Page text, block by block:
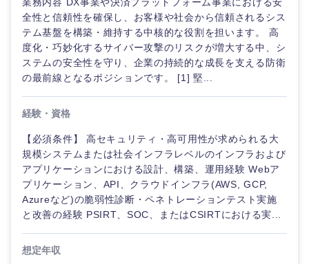
全性と信頼性を確保し、お客様や社会から信頼されるシス
テム基盤を構築・維持する中核的な役割を担います。 高
度化・巧妙化するサイバー攻撃のリスクが増大する中、シ
ステムの安全性を守り、企業の持続的な成長を支える防衛
の最前線となるポジションです。 [1] 堅...
経験・資格
【必須条件】 高セキュリティ・高可用性が求められる大
規模システムまたは社会インフラレベルのインフラおよび
アプリケーションにおける設計、構築、運用経験 Webア
プリケーション、API、クラウドインフラ(AWS, GCP,
Azureなど)の脆弱性診断・ペネトレーションテスト実施
と改善の経験 PSIRT、SOC、またはCSIRTにおける実...
想定年収